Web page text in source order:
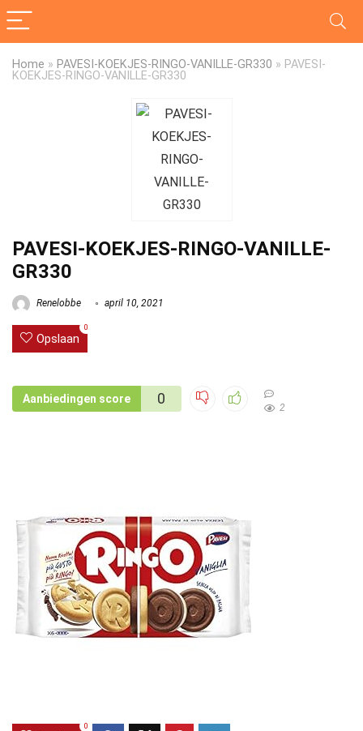
Home » PAVESI-KOEKJES-RINGO-VANILLE-GR330 » PAVESI-
KOEKJES-RINGO-VANILLE-GR330
PAVESI-KOEKJES-RINGO-VANILLE-
GR330
Renelobbe april 10, 2021
Opslaan
0
Aanbiedingen score 0
2
0